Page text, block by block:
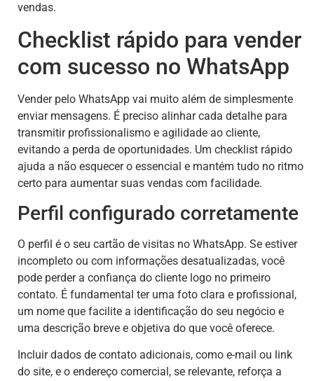
vendas.
Checklist rápido para vender
com sucesso no WhatsApp
Vender pelo WhatsApp vai muito além de simplesmente
enviar mensagens. É preciso alinhar cada detalhe para
transmitir profissionalismo e agilidade ao cliente,
evitando a perda de oportunidades. Um checklist rápido
ajuda a não esquecer o essencial e mantém tudo no ritmo
certo para aumentar suas vendas com facilidade.
Perfil configurado corretamente
O perfil é o seu cartão de visitas no WhatsApp. Se estiver
incompleto ou com informações desatualizadas, você
pode perder a confiança do cliente logo no primeiro
contato. É fundamental ter uma foto clara e profissional,
um nome que facilite a identificação do seu negócio e
uma descrição breve e objetiva do que você oferece.
Incluir dados de contato adicionais, como e-mail ou link
do site, e o endereço comercial, se relevante, reforça a